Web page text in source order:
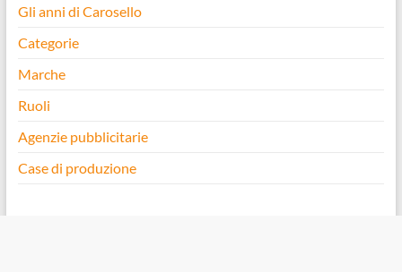
Gli anni di Carosello
Categorie
Marche
Ruoli
Agenzie pubblicitarie
Case di produzione